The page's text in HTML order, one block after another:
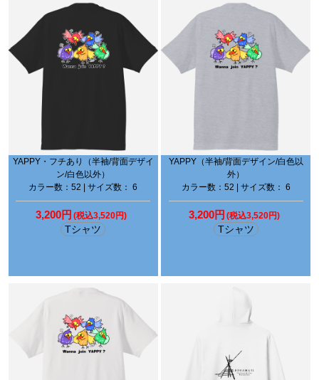
YAPPY・フチあり（半袖/背面デザイ
ン/白色以外）
カラー数：52 | サイズ数： 6
3,200円 (税込3,520円)
Tシャツ
YAPPY（半袖/背面デザイン/白色以
外）
カラー数：52 | サイズ数： 6
3,200円 (税込3,520円)
Tシャツ